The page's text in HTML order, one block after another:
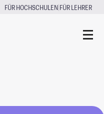
FÜR HOCHSCHULEN|FÜR LEHRER